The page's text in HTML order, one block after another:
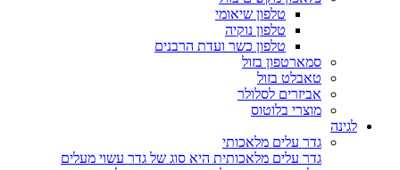
טלפון שיאומי
טלפון נוקיה
טלפון כשר ועדת הרבנים
סמארטפון בזול
טאבלט בזול
אביזרים לסלולר
מוצרי בלוטוס
לגינה
גדר עלים מלאכותי
גדר עלים מלאכותית היא סוג של גדר עשוי מעלים